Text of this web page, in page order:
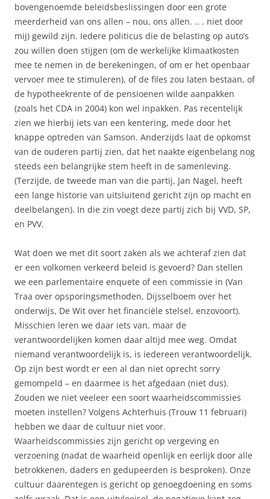
bovengenoemde beleidsbeslissingen door een grote
meerderheid van ons allen – nou, ons allen. .. . niet door
mij) gewild zijn. Iedere politicus die de belasting op auto’s
zou willen doen stijgen (om de werkelijke klimaatkosten
mee te nemen in de berekeningen, of om er het openbaar
vervoer mee te stimuleren), of de files zou laten bestaan, of
de hypotheekrente of de pensioenen wilde aanpakken
(zoals het CDA in 2004) kon wel inpakken. Pas recentelijk
zien we hierbij iets van een kentering, mede door het
knappe optreden van Samson. Anderzijds laat de opkomst
van de ouderen partij zien, dat het naakte eigenbelang nog
steeds een belangrijke stem heeft in de samenleving.
(Terzijde, de tweede man van die partij, Jan Nagel, heeft
een lange historie van uitsluitend gericht zijn op macht en
deelbelangen). In die zin voegt deze partij zich bij VVD, SP,
en PVV.
Wat doen we met dit soort zaken als we achteraf zien dat
er een volkomen verkeerd beleid is gevoerd? Dan stellen
we een parlementaire enquete of een commissie in (Van
Traa over opsporingsmethoden, Dijsselboem over het
onderwijs, De Wit over het financiële stelsel, enzovoort).
Misschien leren we daar iets van, maar de
verantwoordelijken komen daar altijd mee weg. Omdat
niemand verantwoordelijk is, is iedereen verantwoordelijk.
Op zijn best wordt er een al dan niet oprecht sorry
gemompeld – en daarmee is het afgedaan (niet dus).
Zouden we niet veeleer een soort waarheidscommissies
moeten instellen? Volgens Achterhuis (Trouw 11 februari)
hebben we daar de cultuur niet voor.
Waarheidscommissies zijn gericht op vergeving en
verzoening (nadat de waarheid openlijk en eerlijk door alle
betrokkenen, daders en gedupeerden is besproken). Onze
cultuur daarentegen is gericht op genoegdoening en soms